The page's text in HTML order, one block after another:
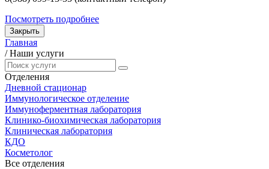
Посмотреть подробнее
Закрыть
Главная
/ Наши услуги
Отделения
Дневной стационар
Иммунологическое отделение
Иммуноферментная лаборатория
Клинико-биохимическая лаборатория
Клиническая лаборатория
КДО
Косметолог
Все отделения